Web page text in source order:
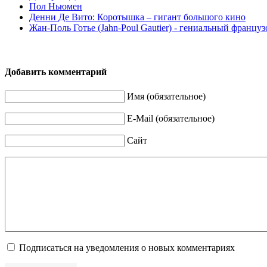
Пол Ньюмен
Денни Де Вито: Коротышка – гигант большого кино
Жан-Поль Готье (Jahn-Poul Gautier) - гениальный
Добавить комментарий
Имя (обязательное)
E-Mail (обязательное)
Сайт
Подписаться на уведомления о новых комментариях